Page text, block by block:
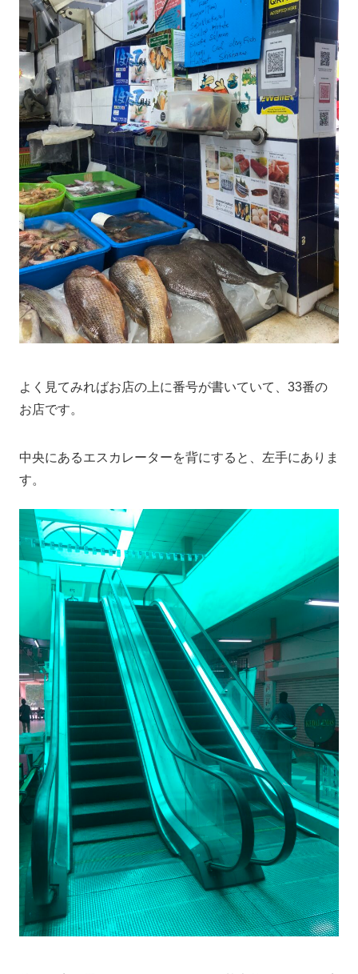
よく見てみればお店の上に番号が書いていて、33番の
お店です。
中央にあるエスカレーターを背にすると、左手にありま
す。